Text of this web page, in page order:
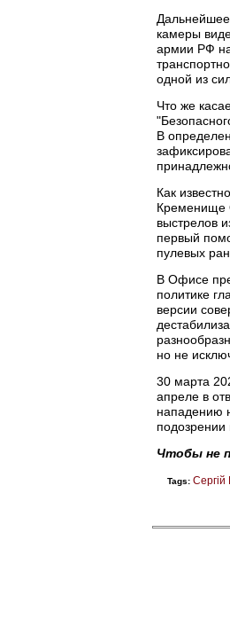
камеры
армии РФ
одной из
Что же
В
Как
Кременище
выстрелов
первый
пулевых
В Офисе
политике
версии
но не
30 марта
апреле в
нападению
подозрении
Чтобы не
Tags: